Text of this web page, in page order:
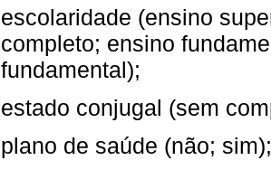
escolaridade (ensino
completo; ensino
fundamental);
estado conjugal (sem
plano de saúde (não; sim);